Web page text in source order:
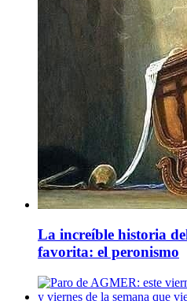
La increíble historia
favorita: el peronismo